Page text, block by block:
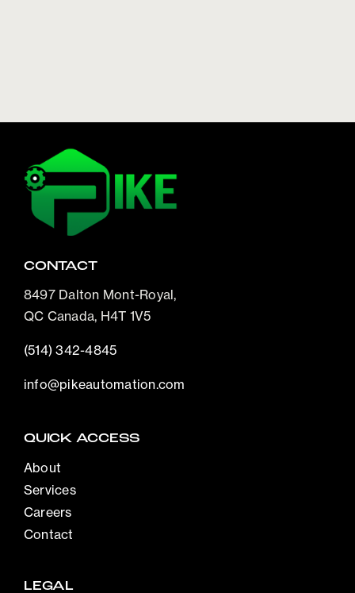
CONTACT
8497 Dalton Mont-Royal,
QC Canada, H4T 1V5
(514) 342-4845
info@pikeautomation.com
QUICK ACCESS
About
Services
Careers
Contact
LEGAL